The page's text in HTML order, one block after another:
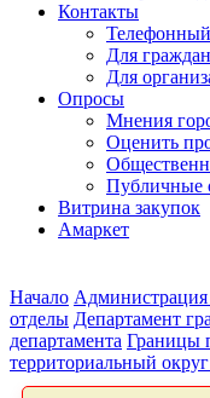
Контакты
Для граждан
Для
Опросы
Мнения
Оценить
Публичные
Витрина закупок
Амаркет
Начало Администрация
отделы Департамент
департамента Границы
территориальный